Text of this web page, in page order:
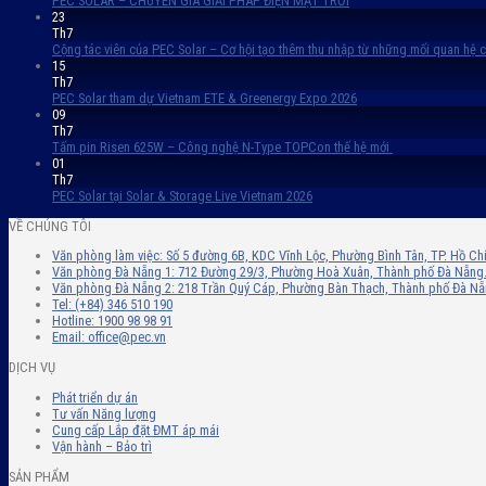
23
Th7
Cộng tác viên của PEC Solar – Cơ hội tạo thêm thu nhập từ những mối quan hệ
15
Th7
PEC Solar tham dự Vietnam ETE & Greenergy Expo 2026
09
Th7
Tấm pin Risen 625W – Công nghệ N-Type TOPCon thế hệ mới
01
Th7
PEC Solar tại Solar & Storage Live Vietnam 2026
VỀ CHÚNG TÔI
Văn phòng làm việc: Số 5 đường 6B, KDC Vĩnh Lộc, Phường Bình Tân, TP. Hồ
Văn phòng Đà Nẵng 1: 712 Đường 29/3, Phường Hoà Xuân, Thành phố Đà Nẵng.
Văn phòng Đà Nẵng 2: 218 Trần Quý Cáp, Phường Bàn Thạch, Thành phố Đà
Tel: (+84) 346 510 190
Hotline: 1900 98 98 91
Email: office@pec.vn
DỊCH VỤ
Phát triển dự án
Tư vấn Năng lượng
Cung cấp Lắp đặt ĐMT áp mái
Vận hành – Bảo trì
SẢN PHẨM